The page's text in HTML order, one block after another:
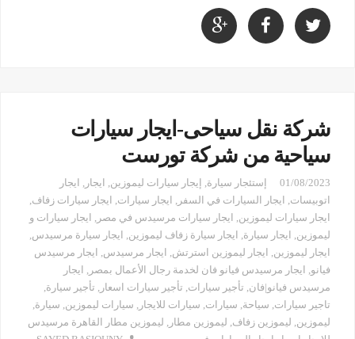
شركة نقل سياحى-ايجار سيارات
سياحية من شركة تورست
01/08/2023 إستئجار سيارة, إيجار سيارات ليموزين, ايجار , ايجار
اتوبيسات, ايجار السيارات في السفر , ايجار سيارات, ايجار سيارات زفاف,
ايجار سيارات ليموزين, ايجار سيارات مرسيدس في مصر , ايجار سيارات و
ليموزين, ايجار سيارة, ايجار سيارة زفاف ليموزين, ايجار سيارة مرسيدس,
ايجار ليموزين, ايجار ليموزين استرتش, ايجار مرسيدس, ايجار مرسيدس
فيانو, ايجار مرسيدس فيانو فان لخدمة رجال الأعمال بمصر , ايجار
مرسيدس فيانو|فان, تأجير سيارات, تأجير سيارات اسعار , تأجير سيارة,
تاجير سيارات, سياحة, سيارات, سيارات للايجار , سيارات ليموزين, سيارة,
ليموزين, ليموزين زفاف, ليموزين مطار , ليموزين مطار القاهرة مرسيدس